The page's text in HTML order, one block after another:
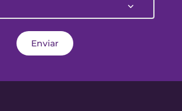
Enviar